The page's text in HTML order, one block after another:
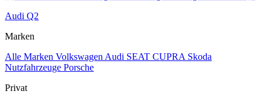
Audi Q2
Marken
Alle Marken Volkswagen Audi SEAT CUPRA Skoda
Nutzfahrzeuge Porsche
Privat